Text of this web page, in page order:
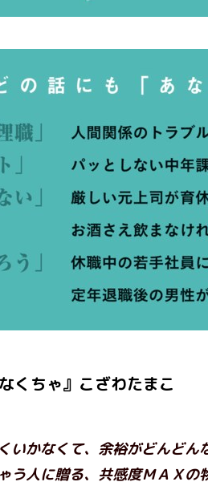
くちゃ』こざわたまこ
いかなくて、余裕がどんど
人に贈る、共感度ＭＡＸの